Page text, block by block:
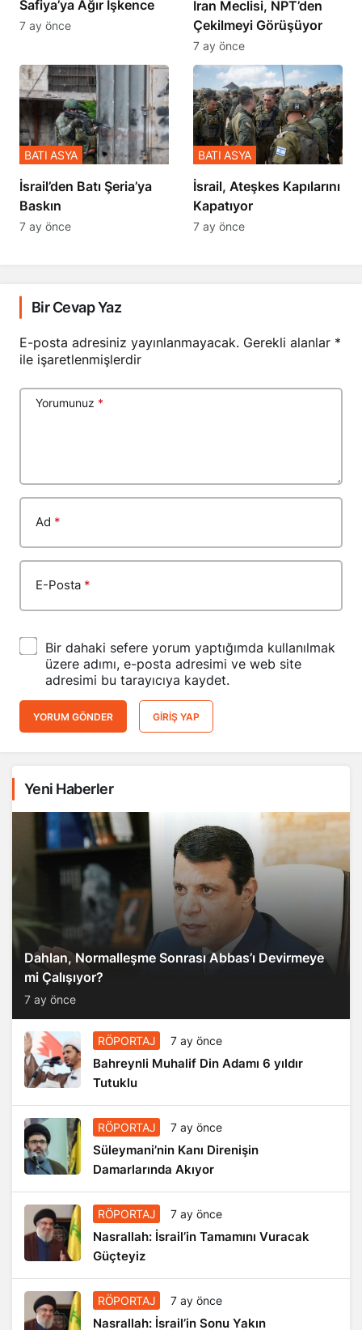
Safiya’ya Ağır İşkence
7 ay önce
İran Meclisi, NPT’den
Çekilmeyi Görüşüyor
7 ay önce
​​​​​​​İsrail’den Batı Şeria’ya
Baskın
BATI ASYA
7 ay önce
İsrail, Ateşkes Kapılarını
Kapatıyor
BATI ASYA
7 ay önce
Bir Cevap Yaz
E-posta adresiniz yayınlanmayacak. Gerekli alanlar *
ile işaretlenmişlerdir
Yorumunuz *
Ad *
E-Posta *
Bir dahaki sefere yorum yaptığımda kullanılmak
üzere adımı, e-posta adresimi ve web site
adresimi bu tarayıcıya kaydet.
YORUM GÖNDER GIRIŞ YAP
Yeni Haberler
Dahlan, Normalleşme Sonrası Abbas’ı Devirmeye
mi Çalışıyor?
7 ay önce
RÖPORTAJ 7 ay önce
Bahreynli Muhalif Din Adamı 6 yıldır
Tutuklu
RÖPORTAJ 7 ay önce
Süleymani’nin Kanı Direnişin
Damarlarında Akıyor
RÖPORTAJ 7 ay önce
Nasrallah: İsrail’in Tamamını Vuracak
Güçteyiz
RÖPORTAJ 7 ay önce
Nasrallah: İsrail’in Sonu Yakın